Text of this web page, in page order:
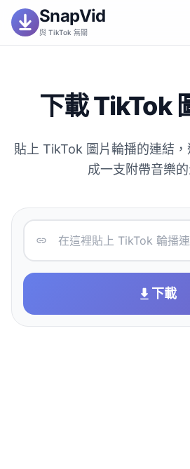
SnapVid
與 TikTok 無關
下載 TikTok
貼上 TikTok 圖片輪播的連結
成一支附帶音樂的
下載